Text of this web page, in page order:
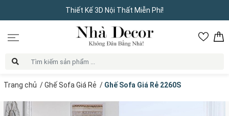
Thiết Kế 3D Nội Thất Miễn Phí!
Trang chủ /Ghế Sofa Giá Rẻ / Ghế Sofa Giá Rẻ 2260S